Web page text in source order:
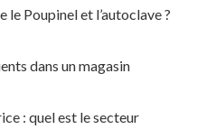
Poupinel et l’autoclave ?
dans un magasin
: quel est le secteur